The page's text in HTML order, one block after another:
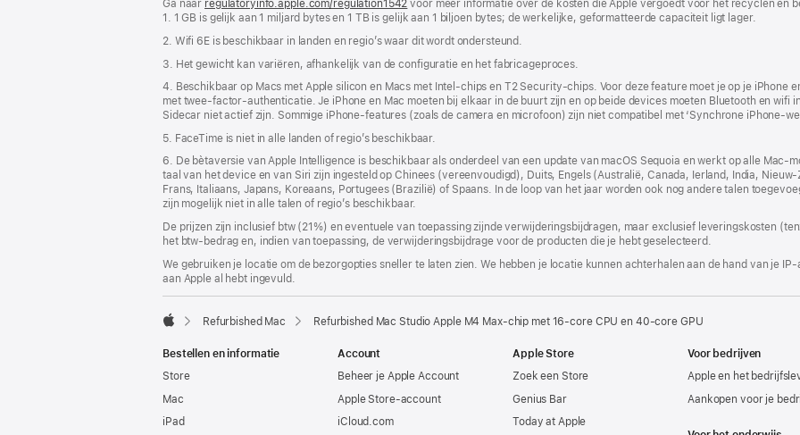
Ga naar regulatoryinfo.apple.com/regulation1542 (wordt
in
venster
geopend)
voor meer informatie over de kosten die Apple vergoedt voor het recyclen en
1. 1 GB is gelijk aan 1 miljard bytes en 1 TB is gelijk aan 1 biljoen bytes; de werkelijke, geformatteerde capaciteit ligt lager.
2. Wifi 6E is beschikbaar in landen en regio’s waar dit wordt ondersteund.
3. Het gewicht kan variëren, afhankelijk van de configuratie en het fabricageproces.
4. Beschikbaar op Macs met Apple silicon en Macs met Intel-chips en T2 Security-chips. Voor deze feature moet je op je iPhone
met twee-factor-authenticatie. Je iPhone en Mac moeten bij elkaar in de buurt zijn en op beide devices moeten Bluetooth en wifi
Sidecar niet actief zijn. Sommige iPhone-features (zoals de camera en microfoon) zijn niet compatibel met ‘Synchrone iPhone-
5. FaceTime is niet in alle landen of regio’s beschikbaar.
6. De bètaversie van Apple Intelligence is beschikbaar als onderdeel van een update van macOS Sequoia en werkt op alle Mac-
taal van het device en van Siri zijn ingesteld op Chinees (vereenvoudigd), Duits, Engels (Australië, Canada, Ierland, India,
Frans, Italiaans, Japans, Koreaans, Portugees (Brazilië) of Spaans. In de loop van het jaar worden ook nog andere talen
zijn mogelijk niet in alle talen of regio’s beschikbaar.
De prijzen zijn inclusief btw (21%) en eventuele van toepassing zijnde verwijderingsbijdragen, maar exclusief leveringskosten
het btw-bedrag en, indien van toepassing, de verwijderingsbijdrage voor de producten die je hebt geselecteerd.
We gebruiken je locatie om de bezorgopties sneller te laten zien. We hebben je locatie kunnen achterhalen aan de hand van je
aan Apple al hebt ingevuld.
Refurbished Mac Refurbished Mac Studio Apple M4 Max-chip met 16‑core CPU en 40‑core GPU
Bestellen en informatie
Store
Mac
iPad
Account
Beheer je Apple Account
Apple Store-account
iCloud.com
Apple Store
Zoek een Store
Genius Bar
Today at Apple
Voor bedrijven
Apple en het
Aankopen voor je